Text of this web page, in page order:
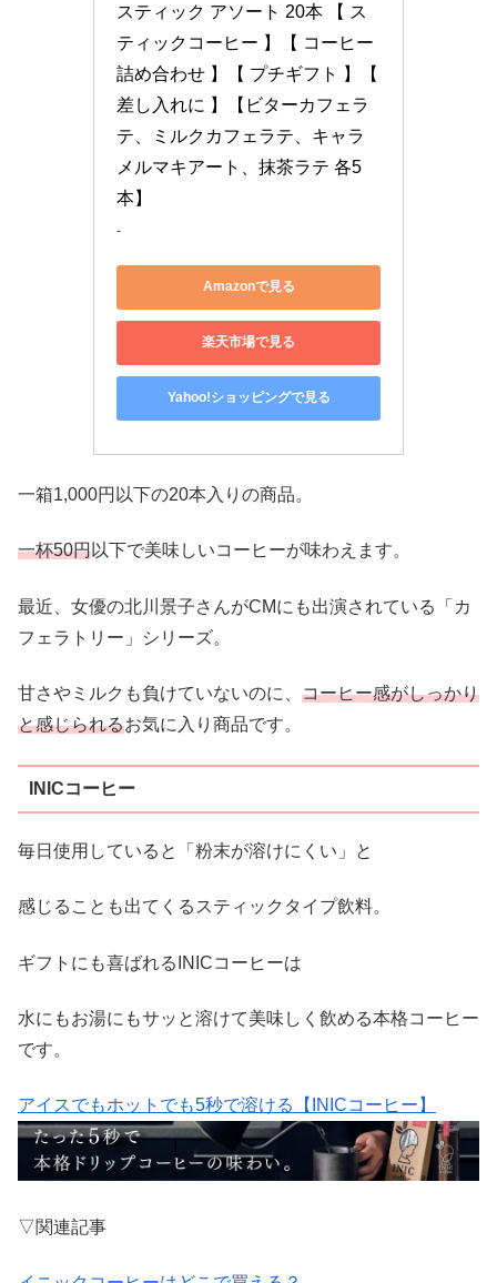
スティック アソート 20本 【 ス
ティックコーヒー 】【 コーヒー
詰め合わせ 】【 プチギフト 】【
差し入れに 】【ビターカフェラ
テ、ミルクカフェラテ、キャラ
メルマキアート、抹茶ラテ 各5
本】
-
Amazonで見る
楽天市場で見る
Yahoo!ショッピングで見る
一箱1,000円以下の20本入りの商品。
一杯50円以下で美味しいコーヒーが味わえます。
最近、女優の北川景子さんがCMにも出演されている「カ
フェラトリー」シリーズ。
甘さやミルクも負けていないのに、 コーヒー感がしっかり
と感じられるお気に入り商品です。
INICコーヒー
毎日使用していると「粉末が溶けにくい」と
感じることも出てくるスティックタイプ飲料。
ギフトにも喜ばれるINICコーヒーは
水にもお湯にもサッと溶けて美味しく飲める本格コーヒー
です。
アイスでもホットでも5秒で溶ける【INICコーヒー】
▽関連記事